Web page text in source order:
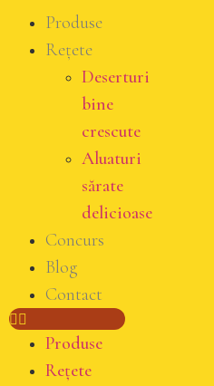
Produse
Rețete
Deserturi
bine
crescute
Aluaturi
sărate
delicioase
Concurs
Blog
Contact
Produse
Rețete